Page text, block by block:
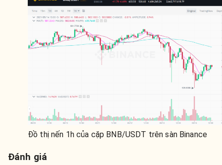
Đồ thị nến 1h của cặp BNB/USDT trên sàn Binance
Đánh giá